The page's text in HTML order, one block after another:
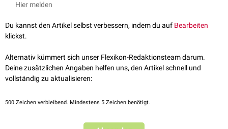
Hier melden
Du kannst den Artikel selbst verbessern, indem du auf Bearbeiten
klickst.
Alternativ kümmert sich unser Flexikon-Redaktionsteam darum.
Deine zusätzlichen Angaben helfen uns, den Artikel schnell und
vollständig zu aktualisieren:
500 Zeichen verbleibend. Mindestens 5 Zeichen benötigt.